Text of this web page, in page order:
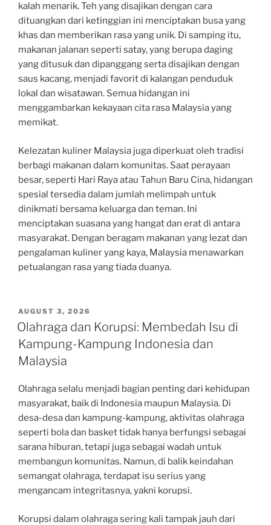
kalah menarik. Teh yang disajikan dengan cara
dituangkan dari ketinggian ini menciptakan busa yang
khas dan memberikan rasa yang unik. Di samping itu,
makanan jalanan seperti satay, yang berupa daging
yang ditusuk dan dipanggang serta disajikan dengan
saus kacang, menjadi favorit di kalangan penduduk
lokal dan wisatawan. Semua hidangan ini
menggambarkan kekayaan cita rasa Malaysia yang
memikat.
Kelezatan kuliner Malaysia juga diperkuat oleh tradisi
berbagi makanan dalam komunitas. Saat perayaan
besar, seperti Hari Raya atau Tahun Baru Cina, hidangan
spesial tersedia dalam jumlah melimpah untuk
dinikmati bersama keluarga dan teman. Ini
menciptakan suasana yang hangat dan erat di antara
masyarakat. Dengan beragam makanan yang lezat dan
pengalaman kuliner yang kaya, Malaysia menawarkan
petualangan rasa yang tiada duanya.
POSTED
ON
AUGUST 3, 2026
Olahraga dan Korupsi: Membedah Isu di
Kampung-Kampung Indonesia dan
Malaysia
Olahraga selalu menjadi bagian penting dari kehidupan
masyarakat, baik di Indonesia maupun Malaysia. Di
desa-desa dan kampung-kampung, aktivitas olahraga
seperti bola dan basket tidak hanya berfungsi sebagai
sarana hiburan, tetapi juga sebagai wadah untuk
membangun komunitas. Namun, di balik keindahan
semangat olahraga, terdapat isu serius yang
mengancam integritasnya, yakni korupsi.
Korupsi dalam olahraga sering kali tampak jauh dari